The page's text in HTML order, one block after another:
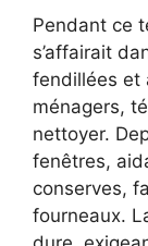
Pendant ce
s’affairait
fendillées et
ménagers,
nettoyer.
fenêtres,
conserves,
fourneaux.